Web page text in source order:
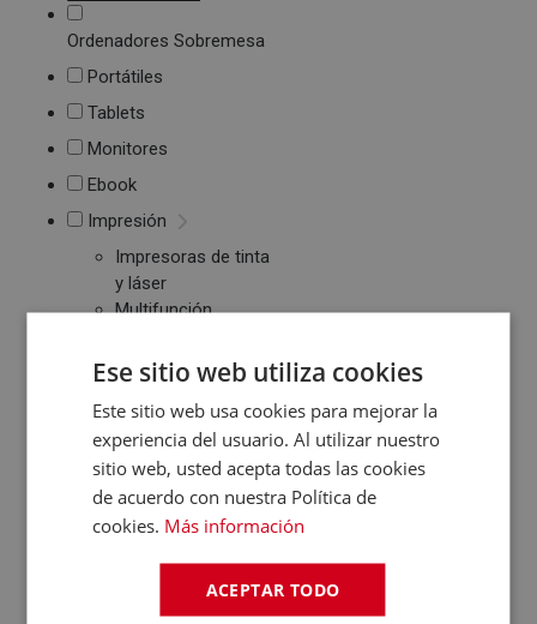
Ordenadores Sobremesa
Portátiles
Tablets
Monitores
Ebook
Impresión
Impresoras de tinta
y láser
Multifunción
toner
Periféricos
Ratones
Teclados
WebCams y
Micrófonos
Almacenamiento
Pendrive y Tarjetas
de Memoria
Discos duros
Ese sitio web utiliza cookies
Este sitio web usa cookies para mejorar la
experiencia del usuario. Al utilizar nuestro
sitio web, usted acepta todas las cookies
de acuerdo con nuestra Política de
cookies. Más información
ACEPTAR TODO